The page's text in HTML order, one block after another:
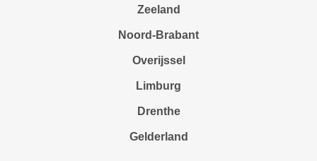
Zeeland
Noord-Brabant
Overijssel
Limburg
Drenthe
Gelderland